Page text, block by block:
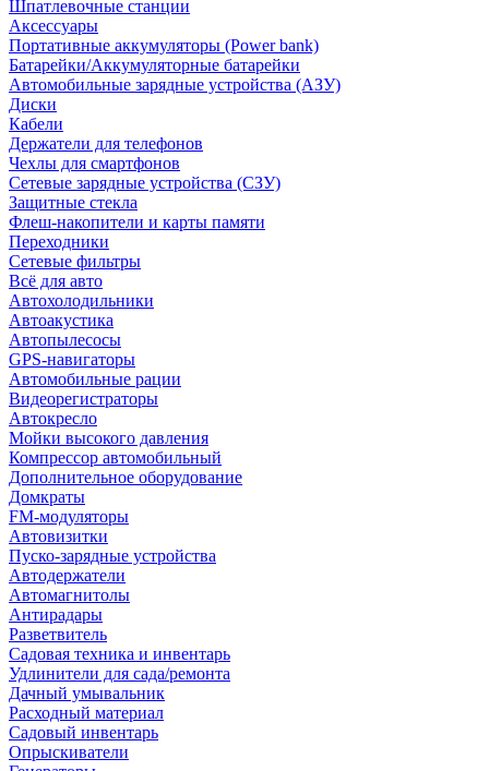
Шпатлевочные станции
Аксессуары
Портативные аккумуляторы (Power bank)
Батарейки/Аккумуляторные батарейки
Автомобильные зарядные устройства (АЗУ)
Диски
Кабели
Держатели для телефонов
Чехлы для смартфонов
Сетевые зарядные устройства (СЗУ)
Защитные стекла
Флеш-накопители и карты памяти
Переходники
Сетевые фильтры
Всё для авто
Автохолодильники
Автоакустика
Автопылесосы
GPS-навигаторы
Автомобильные рации
Видеорегистраторы
Автокресло
Мойки высокого давления
Компрессор автомобильный
Дополнительное оборудование
Домкраты
FM-модуляторы
Автовизитки
Пуско-зарядные устройства
Автодержатели
Автомагнитолы
Антирадары
Разветвитель
Садовая техника и инвентарь
Удлинители для сада/ремонта
Дачный умывальник
Расходный материал
Садовый инвентарь
Опрыскиватели